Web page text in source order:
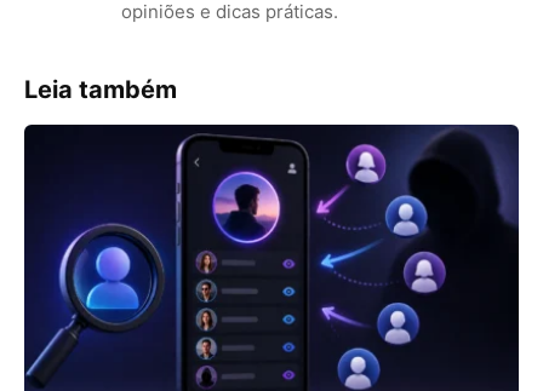
opiniões e dicas práticas.
Leia também